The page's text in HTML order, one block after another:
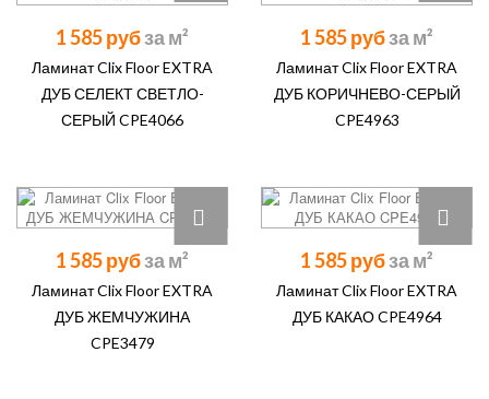
1 585 руб
Ламинат Clix Floor EXTRA
ДУБ СЕЛЕКТ СВЕТЛО-
СЕРЫЙ CPE4066
1 585 руб
Ламинат Clix Floor EXTRA
ДУБ КОРИЧНЕВО-СЕРЫЙ
CPE4963
1 585 руб
Ламинат Clix Floor EXTRA
ДУБ ЖЕМЧУЖИНА
CPE3479
1 585 руб
Ламинат Clix Floor EXTRA
ДУБ КАКАО CPE4964